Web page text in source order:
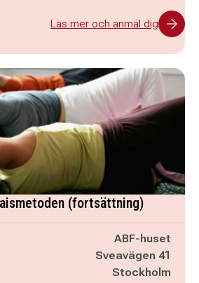
Läs mer och anmäl dig
(fortsättning)
ABF-huset
Sveavägen 41
Stockholm